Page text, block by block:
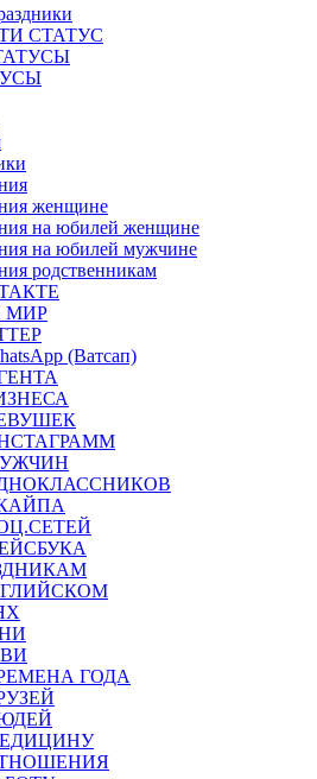
СТАТУС
женщине
на юбилей женщине
на юбилей мужчине
родственникам
МИР
(Ватсап)
ГОДА